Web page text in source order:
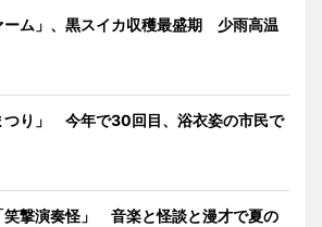
ーム」、黒スイカ収穫最盛期 少雨高温
つり」 今年で30回目、浴衣姿の市民で
笑撃演奏怪」 音楽と怪談と漫才で夏の